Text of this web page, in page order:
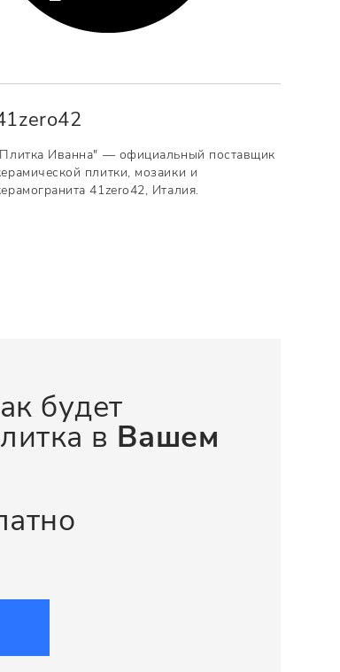
Иванна" — официальный поставщик
плитки, мозаики и
41zero42, Италия.
будет
в Вашем